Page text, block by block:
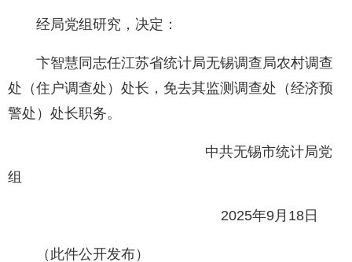
经局党组研究，决定：
卞智慧同志任江苏省统计局无锡调查局农村调查
处（住户调查处）处长，免去其监测调查处（经济预
警处）处长职务。
中共无锡市统计局党
组
2025年9月18日
（此件公开发布）